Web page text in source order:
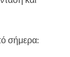
σήμερα: